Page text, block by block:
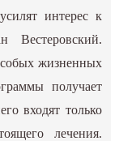
интерес к
Вестеровский.
жизненных
получает
входят только
лечения.